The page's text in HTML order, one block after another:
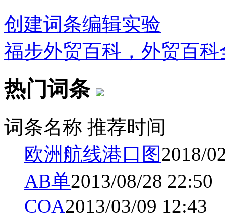
创建词条编辑实验
福步外贸百科，外贸百科
热门词条
词条名称 推荐时间
欧洲航线港口图2018/
AB单2013/08/28 22:50
COA2013/03/09 12:43